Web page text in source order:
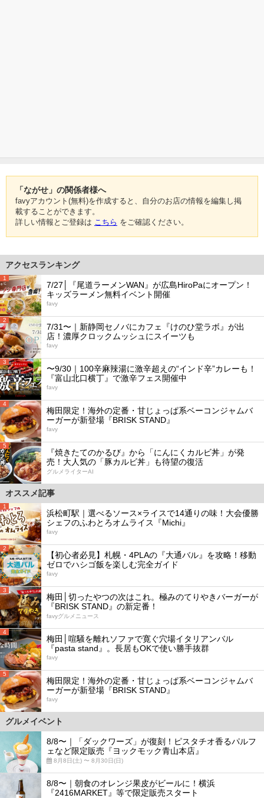
「ながせ」の関係者様へ
favyアカウント(無料)を作成すると、自分のお店の情報を編集し掲
載することができます。
詳しい情報とご登録は こちら をご確認ください。
アクセスランキング
1
7/27│『尾道ラーメンWAN』が広島HiroPaにオープン！
キッズラーメン無料イベント開催
favy
2
7/31〜｜新静岡セノバにカフェ『けのひ堂ラボ』が出
店！濃厚クロックムッシュにスイーツも
favy
3
〜9/30｜100辛麻辣湯に激辛超えの“インド辛”カレーも！
『富山北口横丁』で激辛フェス開催中
favy
4
梅田限定！海外の定番・甘じょっぱ系ベーコンジャムバ
ーガーが新登場『BRISK STAND』
favy
5
『焼きたてのかるび』から「にんにくカルビ丼」が発
売！大人気の「豚カルビ丼」も待望の復活
グルメライターAI
オススメ記事
1
浜松町駅｜選べるソース×ライスで14通りの味！大会優勝
シェフのふわとろオムライス『Michi』
favy
2
【初心者必見】札幌・4PLAの『大通バル』を攻略！移動
ゼロでハシゴ飯を楽しむ完全ガイド
favy
3
梅田│切ったやつの次はこれ。極みのてりやきバーガーが
『BRISK STAND』の新定番！
favyグルメニュース
4
梅田│喧騒を離れソファで寛ぐ穴場イタリアンバル
『pasta stand』。長居もOKで使い勝手抜群
favy
5
梅田限定！海外の定番・甘じょっぱ系ベーコンジャムバ
ーガーが新登場『BRISK STAND』
favy
グルメイベント
8/8〜｜「ダックワーズ」が復刻！ピスタチオ香るパルフ
ェなど限定販売『ヨックモック青山本店』
8月8日(土) 〜 8月30日(日)
8/8〜｜朝食のオレンジ果皮がビールに！横浜
『2416MARKET』等で限定販売スタート